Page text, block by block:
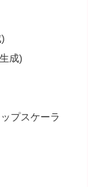
成)
プスケーラ